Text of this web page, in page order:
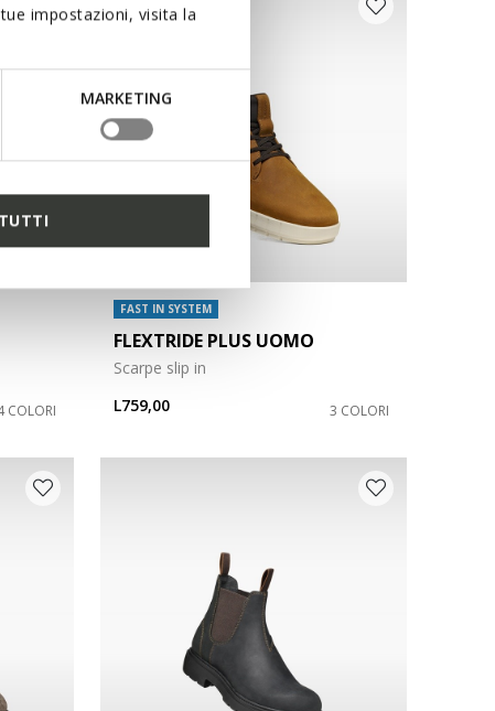
impostazioni, visita la
MARKETING
COLORI
FAST IN SYSTEM
FLEXTRIDE PLUS UOMO
Scarpe slip in
L759,00
3 COLORI